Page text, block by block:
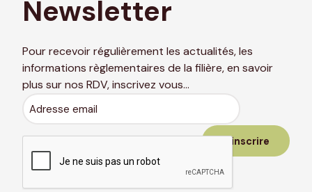
Newsletter
Pour recevoir régulièrement les actualités, les
informations règlementaires de la filière, en savoir
plus sur nos RDV, inscrivez vous…
Adresse
email